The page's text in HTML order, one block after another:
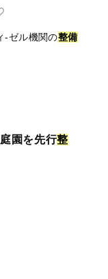
-ゼル機関の整備
園を先行整